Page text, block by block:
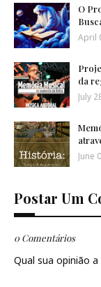
O
April
da
July
June
Postar Um
0 Comentários
Qual sua opinião